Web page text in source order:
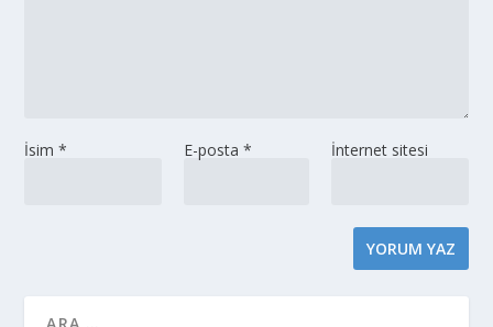
İsim* E-posta * İnternet sitesi